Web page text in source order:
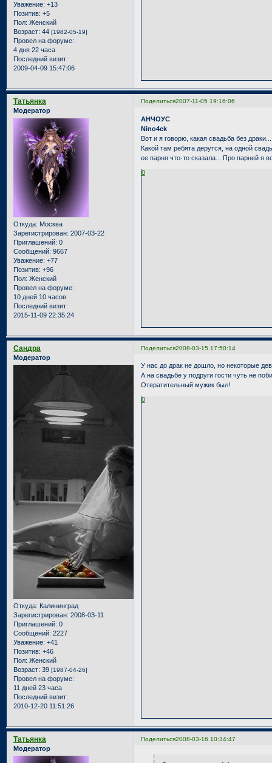
Уважение: +13
Позитив: +5
Пол: Женский
Возраст: 44 [1982-05-19]
Провел на форуме:
4 дня 22 часа
Последний визит:
2009-04-09 15:47:06
Поделиться2007-11-05 19:16:06
Татьянка
Модератор
Откуда: Москва
Зарегистрирован: 2007-03-22
Приглашений: 0
Сообщений: 9667
Уважение: +77
Позитив: +96
Пол: Женский
Провел на форуме:
10 дней 10 часов
Последний визит:
2015-11-09 22:35:24
АНЧОУС
Nino4ek
Вот и я говорю, какая свадьба без
Какой там ребята дерутся, на одной
ее парня что-то сказала... Про парней я
0
Поделиться2008-03-15 17:50:14
Сандра
Модератор
Откуда: Калининград
Зарегистрирован: 2008-03-11
Приглашений: 0
Сообщений: 2227
Уважение: +41
Позитив: +46
Пол: Женский
Возраст: 39 [1987-04-26]
Провел на форуме:
11 дней 23 часа
Последний визит:
2010-12-20 11:51:26
У нас до драк не дошло, но некоторые
А на свадьбе у подруги гости чуть не
Отвратительный мужик был!
0
Поделиться2008-03-16 10:34:47
Татьянка
Модератор